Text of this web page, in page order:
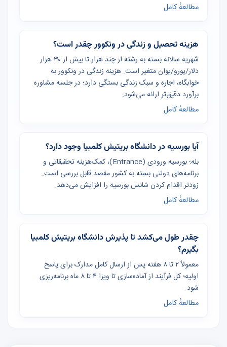
مطالعهٔ کامل
هزینه تحصیل و زندگی در ونکوور چقدر است؟
شهریه سالانه بسته به رشته از چند هزار تا بیش از ۳۰ هزار
دلار/یورو/یوان متغیر است. هزینه زندگی در ونکوور به
خوابگاه، اجاره و سبک زندگی بستگی دارد؛ در جلسه مشاوره
برآورد دقیق‌تر ارائه می‌شود.
مطالعهٔ کامل
آیا بورسیه در دانشگاه بریتیش کلمبیا وجود دارد؟
بله؛ بورسیه ورودی (Entrance)، کمک‌هزینه تحقیقاتی و
برنامه‌های دولتی بسته به کشور مقصد قابل بررسی است.
زودتر اقدام کردن شانس بورسیه را افزایش می‌دهد.
مطالعهٔ کامل
چقدر طول می‌کشد تا پذیرش دانشگاه بریتیش کلمبیا
بگیرم؟
معمولاً ۲ تا ۸ هفته پس از ارسال کامل مدارک برای پاسخ
اولیه؛ کل فرآیند از آماده‌سازی تا ویزا ۴ تا ۸ ماه برنامه‌ریزی
شود.
مطالعهٔ کامل